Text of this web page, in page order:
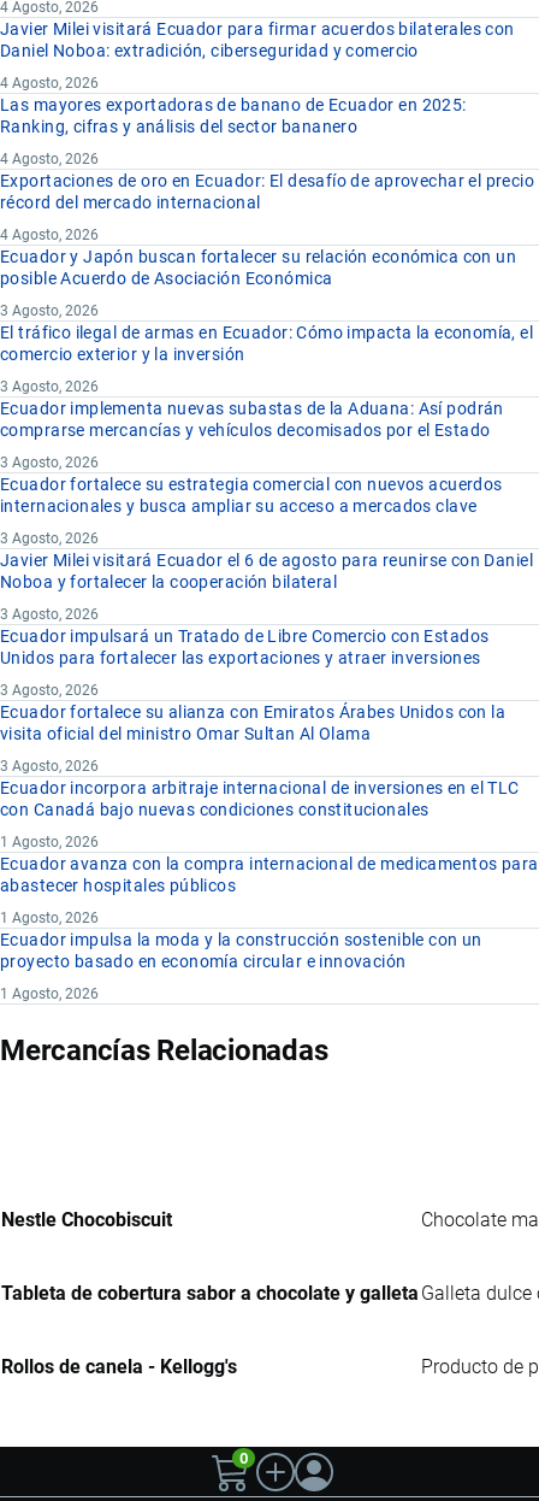
4 Agosto, 2026
Javier Milei visitará Ecuador para firmar acuerdos bilaterales con
Daniel Noboa: extradición, ciberseguridad y comercio
4 Agosto, 2026
Las mayores exportadoras de banano de Ecuador en 2025:
Ranking, cifras y análisis del sector bananero
4 Agosto, 2026
Exportaciones de oro en Ecuador: El desafío de aprovechar el precio
récord del mercado internacional
4 Agosto, 2026
Ecuador y Japón buscan fortalecer su relación económica con un
posible Acuerdo de Asociación Económica
3 Agosto, 2026
El tráfico ilegal de armas en Ecuador: Cómo impacta la economía, el
comercio exterior y la inversión
3 Agosto, 2026
Ecuador implementa nuevas subastas de la Aduana: Así podrán
comprarse mercancías y vehículos decomisados por el Estado
3 Agosto, 2026
Ecuador fortalece su estrategia comercial con nuevos acuerdos
internacionales y busca ampliar su acceso a mercados clave
3 Agosto, 2026
Javier Milei visitará Ecuador el 6 de agosto para reunirse con Daniel
Noboa y fortalecer la cooperación bilateral
3 Agosto, 2026
Ecuador impulsará un Tratado de Libre Comercio con Estados
Unidos para fortalecer las exportaciones y atraer inversiones
3 Agosto, 2026
Ecuador fortalece su alianza con Emiratos Árabes Unidos con la
visita oficial del ministro Omar Sultan Al Olama
3 Agosto, 2026
Ecuador incorpora arbitraje internacional de inversiones en el TLC
con Canadá bajo nuevas condiciones constitucionales
1 Agosto, 2026
Ecuador avanza con la compra internacional de medicamentos para
abastecer hospitales públicos
1 Agosto, 2026
Ecuador impulsa la moda y la construcción sostenible con un
proyecto basado en economía circular e innovación
1 Agosto, 2026
Mercancías Relacionadas
Nestle Chocobiscuit Chocolate
Tableta de cobertura sabor a chocolate y galleta Galleta dulce
Rollos de canela - Kellogg's Producto de
0